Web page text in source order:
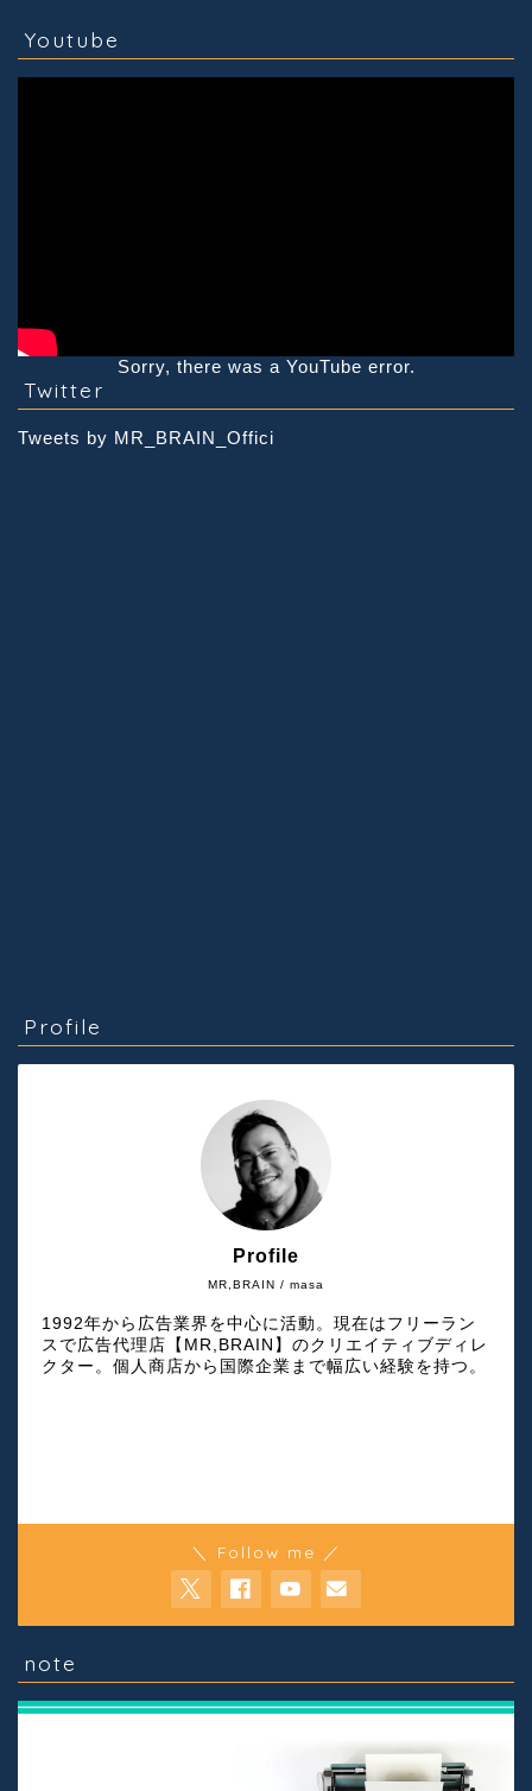
Youtube
Sorry, there was a YouTube error.
Twitter
Tweets by MR_BRAIN_Offici
Profile
MR,BRAIN / masa
Profile
1992年から広告業界を中心に活動。現在はフリーラン
スで広告代理店【MR,BRAIN】のクリエイティブディレ
クター。個人商店から国際企業まで幅広い経験を持つ。
＼ Follow me ／
note